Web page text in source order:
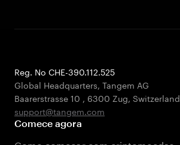
Reg. No CHE-390.112.525
Global Headquarters, Tangem AG
Baarerstrasse 10 , 6300 Zug, Switzerland
support@tangem.com
Comece agora